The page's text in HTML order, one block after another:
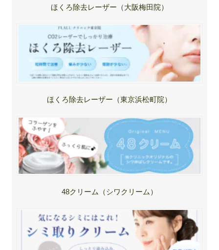
ほくろ除去レーザー（大阪梅田院）
ほくろ除去レーザー（東京浜松町院）
48クリーム（シワクリーム）